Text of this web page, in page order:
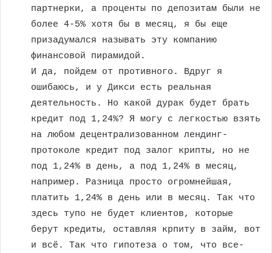
партнерки, а проценты по депозитам были не
более 4-5% хотя бы в месяц, я бы еще
призадумался называть эту компанию
финансовой пирамидой.
И да, пойдем от противного. Вдруг я
ошибаюсь, и у Дикси есть реальная
деятельность. Но какой дурак будет брать
кредит под 1,24%? Я могу с легкостью взять
на любом децентрализованном лендинг-
протоколе кредит под залог крипты, но не
под 1,24% в день, а под 1,24% в месяц,
например. Разница просто огромнейшая,
платить 1,24% в день или в месяц. Так что
здесь тупо не будет клиентов, которые
берут кредиты, оставляя крпиту в займ, вот
и всё. Так что гипотеза о том, что все-